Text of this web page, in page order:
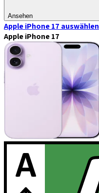
Ansehen
Apple iPhone 17 auswählen
Apple iPhone 17